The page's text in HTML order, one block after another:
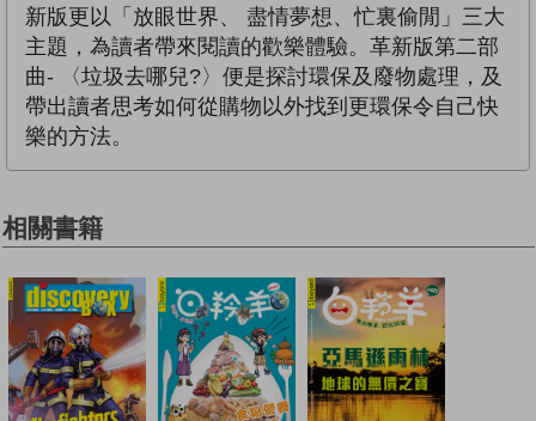
新版更以「放眼世界、 盡情夢想、忙裏偷閒」三大
主題，為讀者帶來閱讀的歡樂體驗。革新版第二部
曲- 〈垃圾去哪兒?〉便是探討環保及廢物處理，及
帶出讀者思考如何從購物以外找到更環保令自己快
樂的方法。
相關書籍